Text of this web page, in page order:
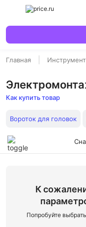
Главная
Как купить товар
Вороток для головок
К
Попробуйте